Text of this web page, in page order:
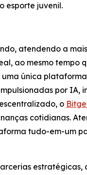
esporte juvenil.
atendendo a
ao mesmo tempo
única
por IA,
o
cotidianas.
tudo-em-um